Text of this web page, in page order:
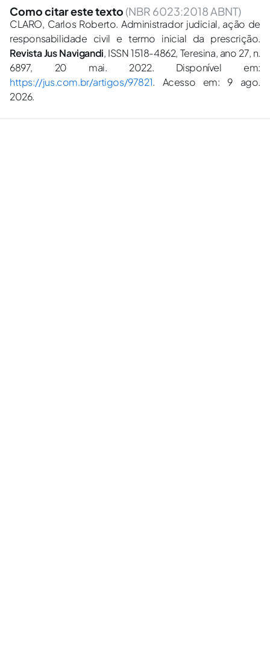
Como citar este texto (NBR 6023:2018 ABNT)
CLARO, Carlos Roberto. Administrador judicial, ação de
responsabilidade civil e termo inicial da prescrição.
Revista Jus Navigandi, ISSN 1518-4862, Teresina, ano 27, n.
6897, 20 mai. 2022. Disponível em:
https://jus.com.br/artigos/97821. Acesso em: 9 ago.
2026.